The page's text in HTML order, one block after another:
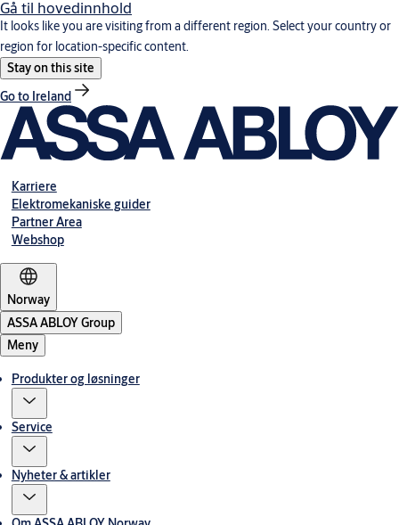
Gå til hovedinnhold
It looks like you are visiting from a different region. Select your country or
region for location-specific content.
Stay on this site
Go to Ireland
Karriere
Elektromekaniske guider
Partner Area
Webshop
Norway
ASSA ABLOY Group
Meny
Produkter og løsninger
Service
Nyheter & artikler